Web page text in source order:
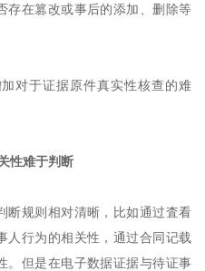
存在篡改或事后的添加、删除等
对于证据原件真实性核查的难
性难于判断
断规则相对清晰，比如通过査看
人行为的相关性，通过合同记载
。但是在电子数据证据与待证事